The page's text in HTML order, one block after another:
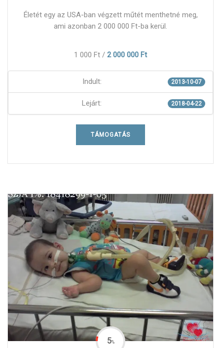
Életét egy az USA-ban végzett műtét menthetné meg,
ami azonban 2 000 000 Ft-ba kerül.
1 000 Ft / 2 000 000 Ft
Indult: 2013-10-07
Lejárt: 2018-04-22
TÁMOGATÁS
5%